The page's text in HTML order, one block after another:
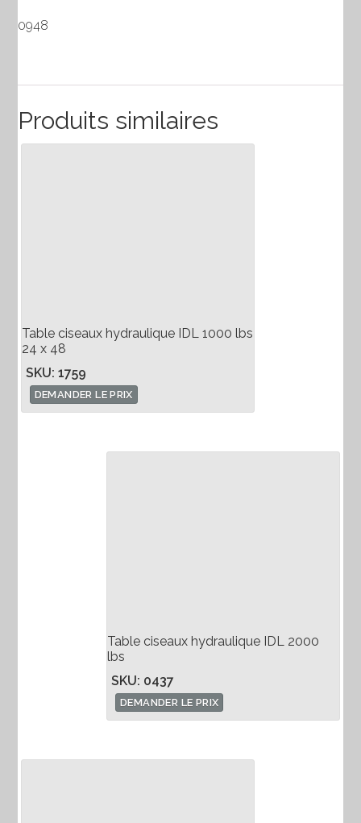
0948
Produits similaires
Table ciseaux hydraulique IDL 1000 lbs
24 x 48
SKU: 1759
DEMANDER LE PRIX
Table ciseaux hydraulique IDL 2000
lbs
SKU: 0437
DEMANDER LE PRIX